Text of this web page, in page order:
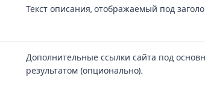
Текст описания, отображаемый под
Дополнительные ссылки сайта под
результатом (опционально).